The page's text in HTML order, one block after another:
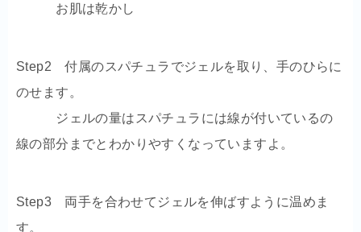
お肌は乾かし
Step2 付属のスパチュラでジェルを取り、手のひらに
のせます。
ジェルの量はスパチュラには線が付いているの
線の部分までとわかりやすくなっていますよ。
Step3 両手を合わせてジェルを伸ばすように温めま
す。